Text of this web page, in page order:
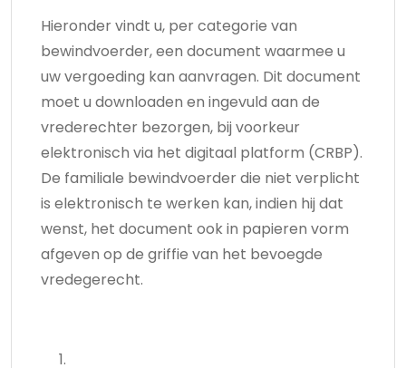
Hieronder vindt u, per categorie van
bewindvoerder, een document waarmee u
uw vergoeding kan aanvragen. Dit document
moet u downloaden en ingevuld aan de
vrederechter bezorgen, bij voorkeur
elektronisch via het digitaal platform (CRBP).
De familiale bewindvoerder die niet verplicht
is elektronisch te werken kan, indien hij dat
wenst, het document ook in papieren vorm
afgeven op de griffie van het bevoegde
vredegerecht.